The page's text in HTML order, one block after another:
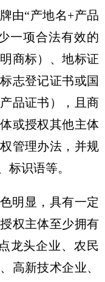
由“产地名+产品
一项合法有效的
商标）、地标证
志登记证书或国
品证书），且商
或授权其他主体
管理办法，并规
标识语等。
明显，具有一定
权主体至少拥有
龙头企业、农民
高新技术企业、